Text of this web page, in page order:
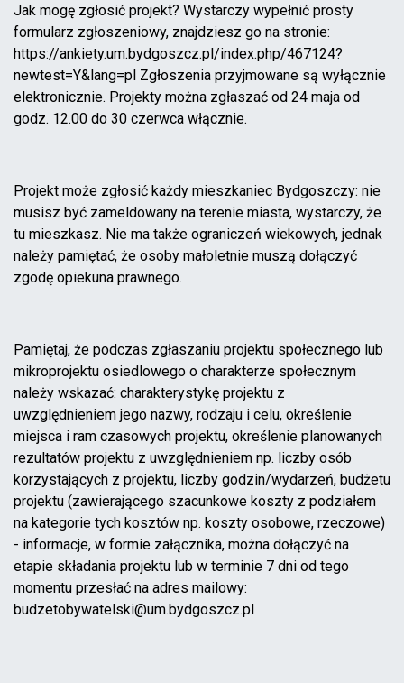
Jak mogę zgłosić projekt? Wystarczy wypełnić prosty
formularz zgłoszeniowy, znajdziesz go na stronie:
https://ankiety.um.bydgoszcz.pl/index.php/467124?
newtest=Y&lang=pl Zgłoszenia przyjmowane są wyłącznie
elektronicznie. Projekty można zgłaszać od 24 maja od
godz. 12.00 do 30 czerwca włącznie.
Projekt może zgłosić każdy mieszkaniec Bydgoszczy: nie
musisz być zameldowany na terenie miasta, wystarczy, że
tu mieszkasz. Nie ma także ograniczeń wiekowych, jednak
należy pamiętać, że osoby małoletnie muszą dołączyć
zgodę opiekuna prawnego.
Pamiętaj, że podczas zgłaszaniu projektu społecznego lub
mikroprojektu osiedlowego o charakterze społecznym
należy wskazać: charakterystykę projektu z
uwzględnieniem jego nazwy, rodzaju i celu, określenie
miejsca i ram czasowych projektu, określenie planowanych
rezultatów projektu z uwzględnieniem np. liczby osób
korzystających z projektu, liczby godzin/wydarzeń, budżetu
projektu (zawierającego szacunkowe koszty z podziałem
na kategorie tych kosztów np. koszty osobowe, rzeczowe)
- informacje, w formie załącznika, można dołączyć na
etapie składania projektu lub w terminie 7 dni od tego
momentu przesłać na adres mailowy:
budzetobywatelski@um.bydgoszcz.pl